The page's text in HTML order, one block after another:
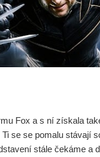
Fox a s ní získala
se se pomalu stávají
stále čekáme a